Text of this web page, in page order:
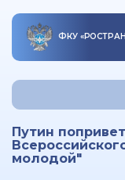
ФКУ «
Путин
молодой"